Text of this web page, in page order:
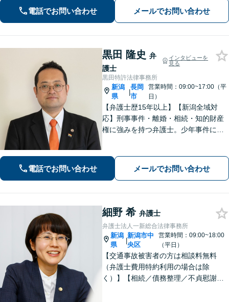
電話でお問い合わせ メールでお問い合わせ
黒田 隆史 弁
護士
インタビューを
見る
黒田特許法律事務所
新潟
県
|
長岡
市
営業時間：09:00~17:00（平
日）
【弁護士歴15年以上】【新潟全域対
応】刑事事件・離婚・相続・知的財産
権に強みを持つ弁護士。少年事件にも
みなさまのお力になれるよう問題解決
に努めますので、お気軽にご相談くだ
電話でお問い合わせ メールでお問い合わせ
細野 希 弁護士
弁護士法人一新総合法律事務所
新潟
県
|
新潟市中
央区
営業時間：09:00~18:00
（平日）
【交通事故被害者の方は相談料無料
（弁護士費用特約利用の場合は除
く）】【相続／債務整理／不貞慰謝料